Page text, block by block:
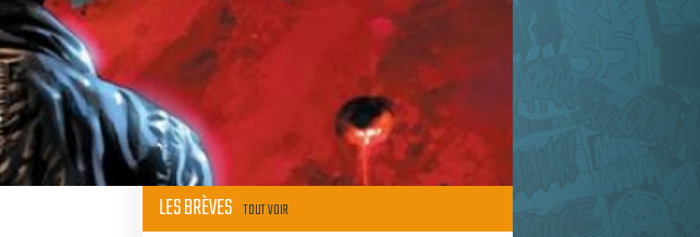
LES BRÈVES TOUT VOIR